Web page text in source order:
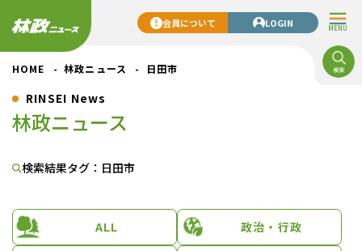
MENU
会員について LOGIN
HOME 林政ニュース 日田市
RINSEI News
林政ニュース
検索結果タグ：日田市
ALL 政治・行政